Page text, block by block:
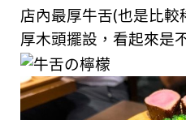
店內最厚牛舌(也是比
厚木頭擺設，看起來是